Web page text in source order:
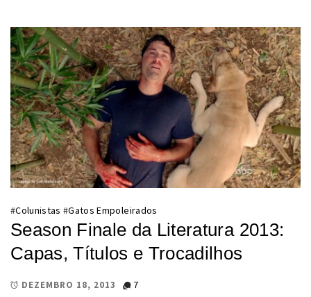
#Colunistas #Gatos Empoleirados
Season Finale da Literatura 2013:
Capas, Títulos e Trocadilhos
DEZEMBRO 18, 2013
7